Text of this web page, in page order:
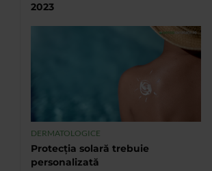
2023
DERMATOLOGICE
Protecția solară trebuie
personalizată